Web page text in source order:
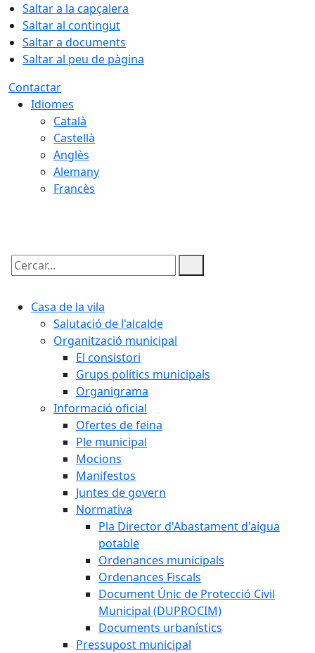
Saltar a la capçalera
Saltar al contingut
Saltar a documents
Saltar al peu de pàgina
Contactar
Idiomes
Català
Castellà
Anglès
Alemany
Francès
Cercar:
Casa de la vila
Salutació de l'alcalde
Organització municipal
El consistori
Grups polítics municipals
Organigrama
Informació oficial
Ofertes de feina
Ple municipal
Mocions
Manifestos
Juntes de govern
Normativa
Pla Director d'Abastament d'aigua
potable
Ordenances municipals
Ordenances Fiscals
Document Únic de Protecció Civil
Municipal (DUPROCIM)
Documents urbanístics
Pressupost municipal